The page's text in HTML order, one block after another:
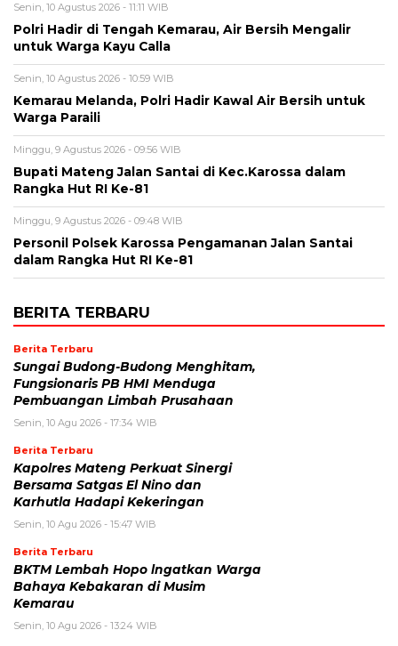
Senin, 10 Agustus 2026 - 11:11 WIB
Polri Hadir di Tengah Kemarau, Air Bersih Mengalir
untuk Warga Kayu Calla
Senin, 10 Agustus 2026 - 10:59 WIB
Kemarau Melanda, Polri Hadir Kawal Air Bersih untuk
Warga Paraili
Minggu, 9 Agustus 2026 - 09:56 WIB
Bupati Mateng Jalan Santai di Kec.Karossa dalam
Rangka Hut RI Ke-81
Minggu, 9 Agustus 2026 - 09:48 WIB
Personil Polsek Karossa Pengamanan Jalan Santai
dalam Rangka Hut RI Ke-81
BERITA TERBARU
Berita Terbaru
Sungai Budong-Budong Menghitam,
Fungsionaris PB HMI Menduga
Pembuangan Limbah Prusahaan
Senin, 10 Agu 2026 - 17:34 WIB
Berita Terbaru
Kapolres Mateng Perkuat Sinergi
Bersama Satgas El Nino dan
Karhutla Hadapi Kekeringan
Senin, 10 Agu 2026 - 15:47 WIB
Berita Terbaru
BKTM Lembah Hopo lngatkan Warga
Bahaya Kebakaran di Musim
Kemarau
Senin, 10 Agu 2026 - 13:24 WIB